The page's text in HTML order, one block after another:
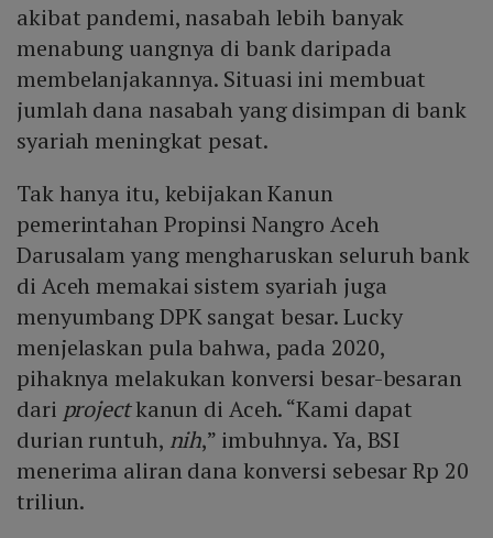
akibat pandemi, nasabah lebih banyak
menabung uangnya di bank daripada
membelanjakannya. Situasi ini membuat
jumlah dana nasabah yang disimpan di bank
syariah meningkat pesat.
Tak hanya itu, kebijakan Kanun
pemerintahan Propinsi Nangro Aceh
Darusalam yang mengharuskan seluruh bank
di Aceh memakai sistem syariah juga
menyumbang DPK sangat besar. Lucky
menjelaskan pula bahwa, pada 2020,
pihaknya melakukan konversi besar-besaran
dari projectkanun di Aceh. “Kami dapat
durian runtuh, nih,” imbuhnya. Ya, BSI
menerima aliran dana konversi sebesar Rp 20
triliun.